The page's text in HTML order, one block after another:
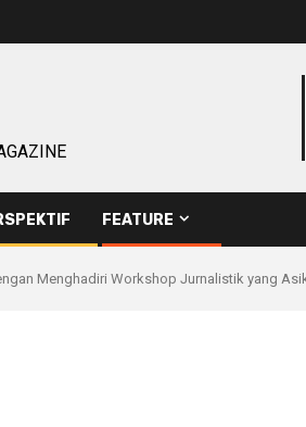
FEATURE
Menghadiri Workshop Jurnalistik yang